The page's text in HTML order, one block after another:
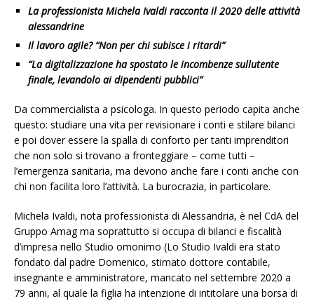
La professionista Michela Ivaldi racconta il 2020 delle attività
alessandrine
Il lavoro agile? “Non per chi subisce i ritardi”
“La digitalizzazione ha spostato le incombenze sullutente
finale, levandolo ai dipendenti pubblici”
Da commercialista a psicologa. In questo periodo capita anche
questo: studiare una vita per revisionare i conti e stilare bilanci
e poi dover essere la spalla di conforto per tanti imprenditori
che non solo si trovano a fronteggiare – come tutti –
l’emergenza sanitaria, ma devono anche fare i conti anche con
chi non facilita loro l’attività. La burocrazia, in particolare.
Michela Ivaldi, nota professionista di Alessandria, è nel CdA del
Gruppo Amag ma soprattutto si occupa di bilanci e fiscalità
d’impresa nello Studio omonimo (Lo Studio Ivaldi era stato
fondato dal padre Domenico, stimato dottore contabile,
insegnante e amministratore, mancato nel settembre 2020 a
79 anni, al quale la figlia ha intenzione di intitolare una borsa di